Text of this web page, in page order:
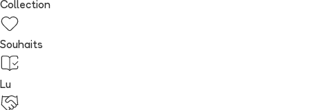
Collection
Souhaits
Lu